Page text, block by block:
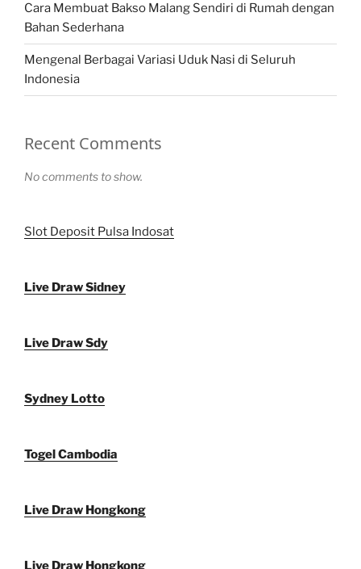
Cara Membuat Bakso Malang Sendiri di Rumah dengan
Bahan Sederhana
Mengenal Berbagai Variasi Uduk Nasi di Seluruh
Indonesia
Recent Comments
No comments to show.
Slot Deposit Pulsa Indosat
Live Draw Sidney
Live Draw Sdy
Sydney Lotto
Togel Cambodia
Live Draw Hongkong
Live Draw Hongkong